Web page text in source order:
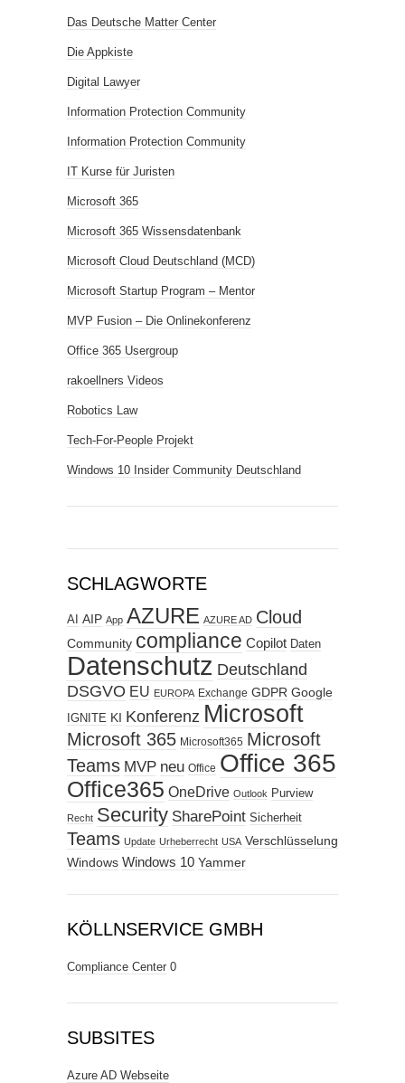
Das Deutsche Matter Center
Die Appkiste
Digital Lawyer
Information Protection Community
Information Protection Community
IT Kurse für Juristen
Microsoft 365
Microsoft 365 Wissensdatenbank
Microsoft Cloud Deutschland (MCD)
Microsoft Startup Program – Mentor
MVP Fusion – Die Onlinekonferenz
Office 365 Usergroup
rakoellners Videos
Robotics Law
Tech-For-People Projekt
Windows 10 Insider Community Deutschland
SCHLAGWORTE
AI AIP App AZURE AZURE AD Cloud
Community compliance Copilot Daten
Datenschutz Deutschland
DSGVO EU EUROPA Exchange GDPR Google
IGNITE KI Konferenz Microsoft
Microsoft 365 Microsoft365 Microsoft
Teams MVP neu Office Office 365
Office365 OneDrive Outlook Purview
Recht Security SharePoint Sicherheit
Teams Update Urheberrecht USA Verschlüsselung
Windows Windows 10 Yammer
KÖLLNSERVICE GMBH
Compliance Center 0
SUBSITES
Azure AD Webseite